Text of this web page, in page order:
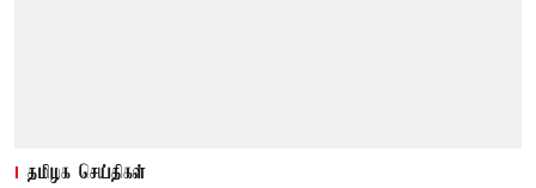
தமிழக செய்திகள்